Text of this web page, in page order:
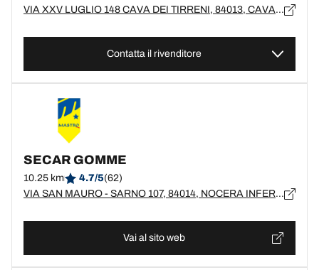
VIA XXV LUGLIO 148 CAVA DEI TIRRENI, 84013, CAVA DE'TIRRENI
Contatta il rivenditore
SECAR GOMME
10.25 km 4.7/5(62)
VIA SAN MAURO - SARNO 107, 84014, NOCERA INFERIORE, SA
Vai al sito web